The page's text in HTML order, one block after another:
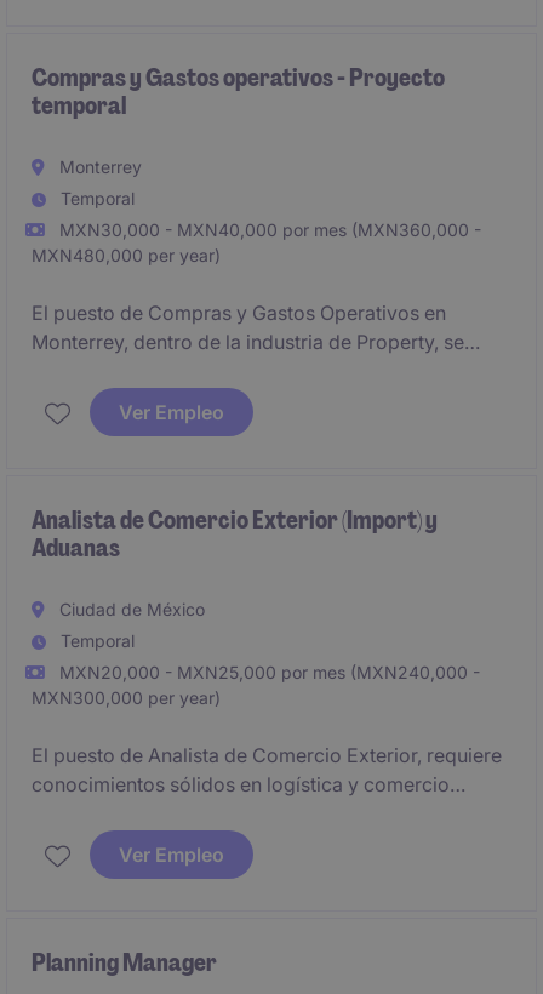
Compras y Gastos operativos - Proyecto
temporal
Monterrey
Temporal
MXN30,000 - MXN40,000 por mes (MXN360,000 -
MXN480,000 per year)
El puesto de Compras y Gastos Operativos en
Monterrey, dentro de la industria de Property, se
control de gastos operativos. Este rol requiere
habilidades sólidas en el manejo de procesos de
Ver Empleo
Analista de Comercio Exterior (Import) y
Aduanas
Ciudad de México
Temporal
MXN20,000 - MXN25,000 por mes (MXN240,000 -
MXN300,000 per year)
El puesto de Analista de Comercio Exterior, requiere
conocimientos sólidos en logística y comercio
gestionar operaciones de importación desde Ciudad
de México.
Ver Empleo
Planning Manager